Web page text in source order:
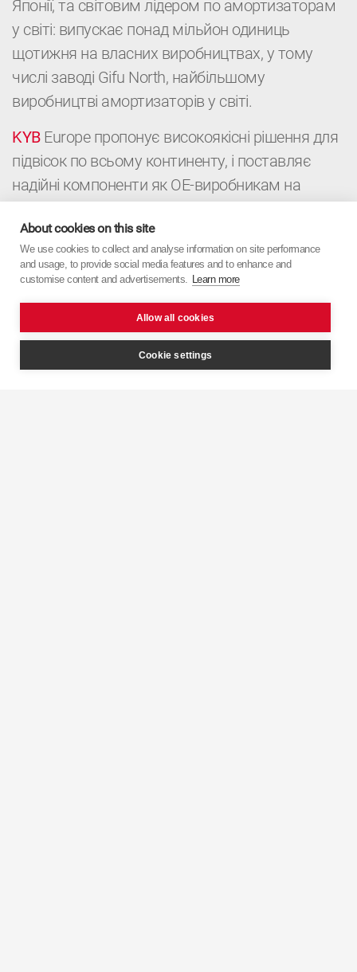
Японії, та світовим лідером по амортизаторам
у світі: випускає понад мільйон одиниць
щотижня на власних виробництвах, у тому
числі заводі Gifu North, найбільшому
виробництві амортизаторів у світі.
KYBEurope пропонує високоякісні рішення для
підвісок по всьому континенту, і поставляє
надійні компоненти як ОЕ-виробникам на
автомайстерням для післпродажного
обслуговування автомобілей. Це поєднання
японської точності з європейським підходом.
About cookies on this site
We use cookies to collect and analyse information on site performance
and usage, to provide social media features and to enhance and
customise content and advertisements. Learn more
Allow all cookies
Cookie settings